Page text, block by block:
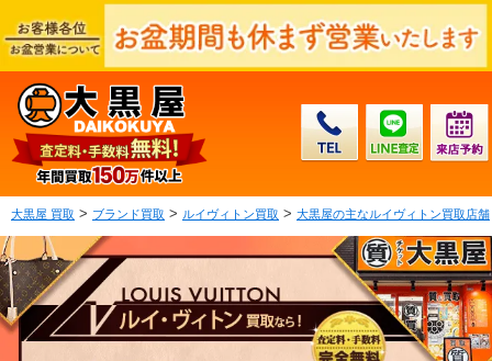
大黒屋 買取 > ブランド買取 > ルイヴィトン買取 > 大黒屋の主なルイヴィトン買取店舗